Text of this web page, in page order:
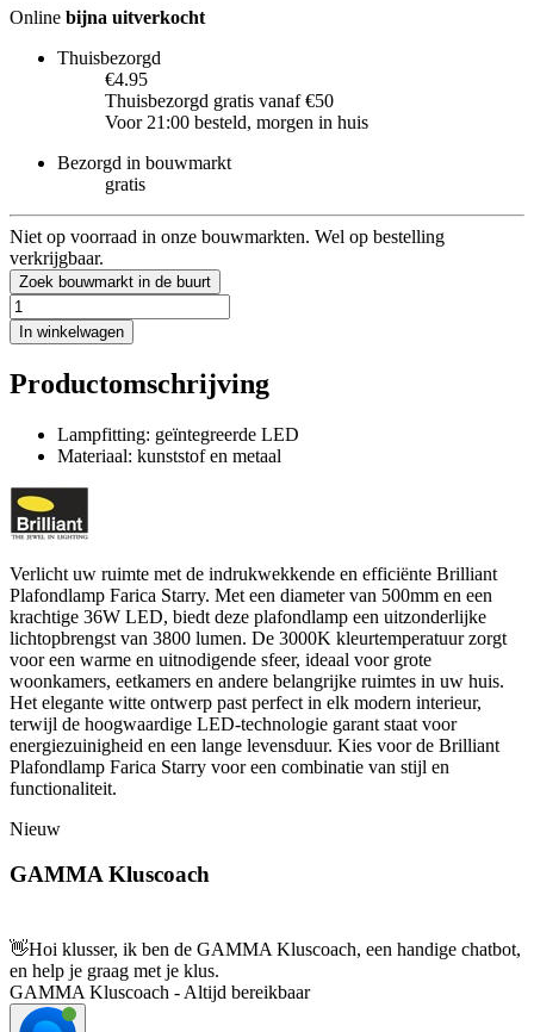
Online bijna uitverkocht
Thuisbezorgd
€4.95
Thuisbezorgd gratis vanaf €50
Voor 21:00 besteld, morgen in huis
Bezorgd in bouwmarkt
gratis
Niet op voorraad in onze bouwmarkten. Wel op bestelling
verkrijgbaar.
Zoek bouwmarkt in de buurt
In winkelwagen
Productomschrijving
Lampfitting: geïntegreerde LED
Materiaal: kunststof en metaal
Verlicht uw ruimte met de indrukwekkende en efficiënte Brilliant
Plafondlamp Farica Starry. Met een diameter van 500mm en een
krachtige 36W LED, biedt deze plafondlamp een uitzonderlijke
lichtopbrengst van 3800 lumen. De 3000K kleurtemperatuur zorgt
voor een warme en uitnodigende sfeer, ideaal voor grote
woonkamers, eetkamers en andere belangrijke ruimtes in uw huis.
Het elegante witte ontwerp past perfect in elk modern interieur,
terwijl de hoogwaardige LED-technologie garant staat voor
energiezuinigheid en een lange levensduur. Kies voor de Brilliant
Plafondlamp Farica Starry voor een combinatie van stijl en
functionaliteit.
Nieuw
GAMMA Kluscoach
👋Hoi klusser, ik ben de GAMMA Kluscoach, een handige chatbot,
en help je graag met je klus.
GAMMA Kluscoach - Altijd bereikbaar